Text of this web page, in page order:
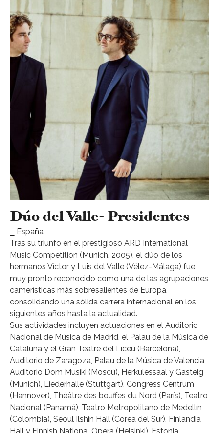
Dúo del Valle- Presidentes
⎯ España
Tras su triunfo en el prestigioso ARD International
Music Competition (Munich, 2005), el dúo de los
hermanos Víctor y Luis del Valle (Vélez-Málaga) fue
muy pronto reconocido como una de las agrupaciones
camerísticas más sobresalientes de Europa,
consolidando una sólida carrera internacional en los
siguientes años hasta la actualidad.
Sus actividades incluyen actuaciones en el Auditorio
Nacional de Música de Madrid, el Palau de la Música de
Cataluña y el Gran Teatre del Liceu (Barcelona),
Auditorio de Zaragoza, Palau de la Música de Valencia,
Auditorio Dom Musiki (Moscú), Herkulessaal y Gasteig
(Munich), Liederhalle (Stuttgart), Congress Centrum
(Hannover), Théâtre des bouffes du Nord (París), Teatro
Nacional (Panamá), Teatro Metropolitano de Medellín
(Colombia), Seoul Ilshin Hall (Corea del Sur), Finlandia
Hall y Finnish National Opera (Helsinki), Estonia